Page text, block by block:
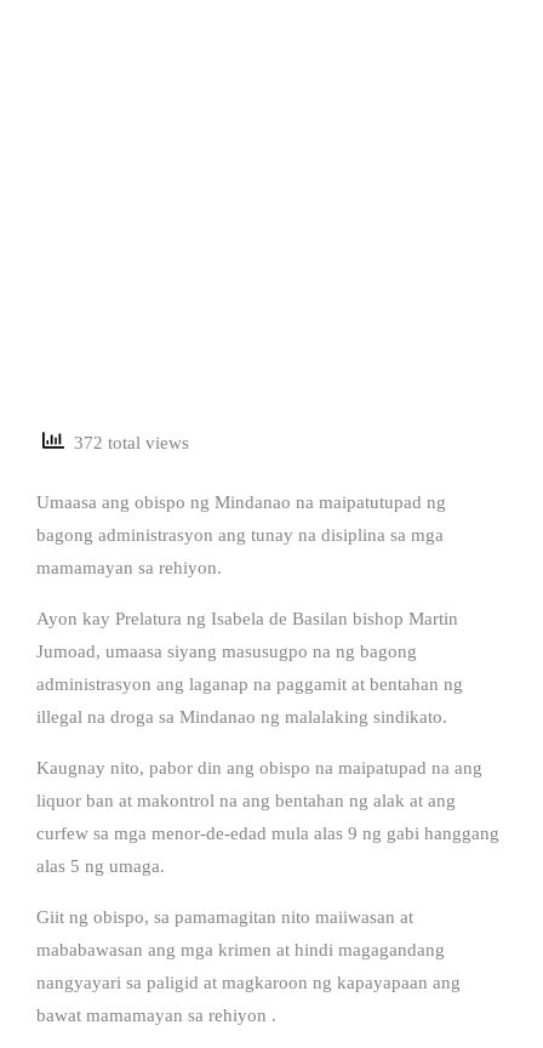
372 total views
Umaasa ang obispo ng Mindanao na maipatutupad ng
bagong administrasyon ang tunay na disiplina sa mga
mamamayan sa rehiyon.
Ayon kay Prelatura ng Isabela de Basilan bishop Martin
Jumoad, umaasa siyang masusugpo na ng bagong
administrasyon ang laganap na paggamit at bentahan ng
illegal na droga sa Mindanao ng malalaking sindikato.
Kaugnay nito, pabor din ang obispo na maipatupad na ang
liquor ban at makontrol na ang bentahan ng alak at ang
curfew sa mga menor-de-edad mula alas 9 ng gabi hanggang
alas 5 ng umaga.
Giit ng obispo, sa pamamagitan nito maiiwasan at
mababawasan ang mga krimen at hindi magagandang
nangyayari sa paligid at magkaroon ng kapayapaan ang
bawat mamamayan sa rehiyon .